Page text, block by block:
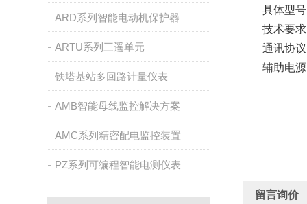
ARD系列智能电动机保护器
ARTU系列三遥单元
铁塔基站多回路计量仪表
AMB智能母线监控解决方案
AMC系列精密配电监控装置
PZ系列可编程智能电测仪表
具体型
技术要
通讯协
辅助电
留言询价